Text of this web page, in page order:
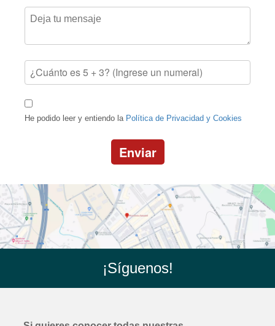
He podido leer y entiendo la Política de Privacidad y Cookies
Enviar
¡Síguenos!